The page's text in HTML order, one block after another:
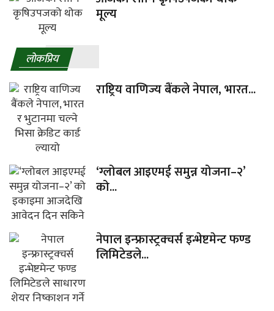
मूल्य
लाेकप्रिय
राष्ट्रिय वाणिज्य बैंकले नेपाल, भारत...
‘ग्लोबल आइएमई समुन्न योजना–२’
को...
नेपाल इन्फ्रास्ट्रक्चर्स इन्भेष्टमेन्ट फण्ड
लिमिटेडले...